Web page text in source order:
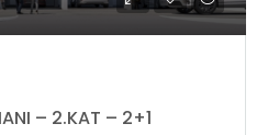
– 2.KAT – 2+1